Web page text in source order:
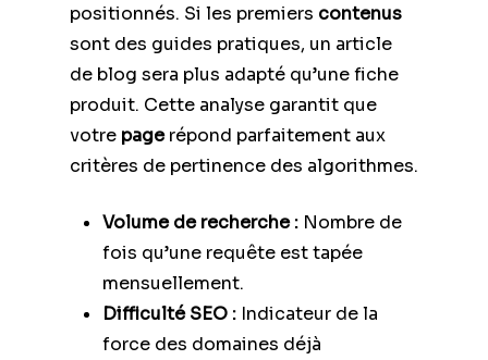
positionnés. Si les premiers contenus
sont des guides pratiques, un article
de blog sera plus adapté qu’une fiche
produit. Cette analyse garantit que
votre pagerépond parfaitement aux
critères de pertinence des algorithmes.
Volume de recherche : Nombre de
fois qu’une requête est tapée
mensuellement.
Difficulté SEO : Indicateur de la
force des domaines déjà